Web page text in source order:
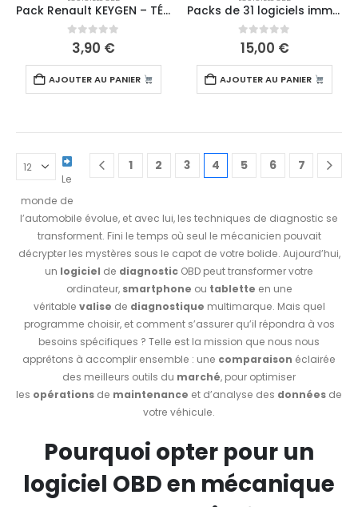
Pack Renault KEYGEN – TÉLÉCHARGEMENT
0sur 5
3,90 €
AJOUTER AU PANIER
Packs de 31 logiciels immo off – TÉLÉCHARGEMENT
0sur 5
15,00 €
AJOUTER AU PANIER
1 2 3 4 5 6 7
Le
monde de
l’automobile évolue, et avec lui, les techniques de diagnostic se
transforment. Fini le temps où seul le mécanicien pouvait
décrypter les mystères sous le capot de votre bolide. Aujourd’hui,
un logiciel de diagnostic OBD peut transformer votre
ordinateur, smartphone ou tablette en une
véritable valise de diagnostique multimarque. Mais quel
programme choisir, et comment s’assurer qu’il répondra à vos
besoins spécifiques ? Telle est la mission que nous nous
apprêtons à accomplir ensemble : une comparaison éclairée
des meilleurs outils du marché, pour optimiser
les opérations de maintenance et d’analyse des données de
votre véhicule.
Pourquoi opter pour un
logiciel OBD en mécanique